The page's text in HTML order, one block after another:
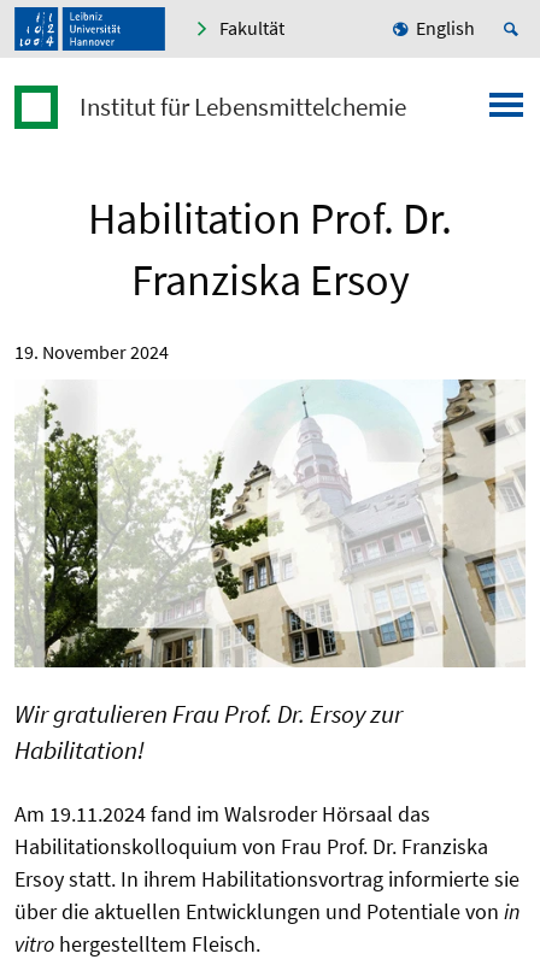
Fakultät English
Institut für Lebensmittelchemie
Habilitation Prof. Dr.
Franziska Ersoy
19. November 2024
Wir gratulieren Frau Prof. Dr. Ersoy zur
Habilitation!
Am 19.11.2024 fand im Walsroder Hörsaal das
Habilitationskolloquium von Frau Prof. Dr. Franziska
Ersoy statt. In ihrem Habilitationsvortrag informierte sie
über die aktuellen Entwicklungen und Potentiale von in
vitro hergestelltem Fleisch.